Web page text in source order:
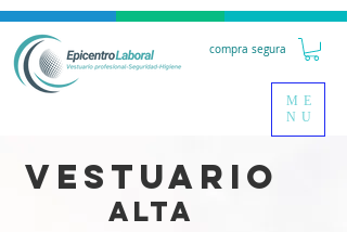
compra segura
ME
NU
VESTUARIO
ALTA